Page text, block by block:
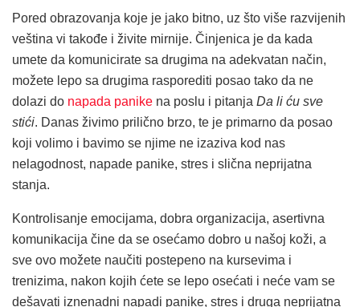
Pored obrazovanja koje je jako bitno, uz što više razvijenih
veština vi takođe i živite mirnije. Činjenica je da kada
umete da komunicirate sa drugima na adekvatan način,
možete lepo sa drugima rasporediti posao tako da ne
dolazi do napada panike na poslu i pitanja Da li ću sve
stići. Danas živimo prilično brzo, te je primarno da posao
koji volimo i bavimo se njime ne izaziva kod nas
nelagodnost, napade panike, stres i slična neprijatna
stanja.
Kontrolisanje emocijama, dobra organizacija, asertivna
komunikacija čine da se osećamo dobro u našoj koži, a
sve ovo možete naučiti postepeno na kursevima i
trenizima, nakon kojih ćete se lepo osećati i neće vam se
dešavati iznenadni napadi panike, stres i druga neprijatna